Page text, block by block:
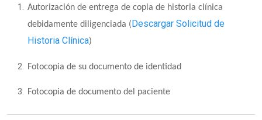
Autorización de entrega de copia de historia clínica
debidamente diligenciada (Descargar Solicitud de
Historia Clínica)
Fotocopia de su documento de identidad
Fotocopia de documento del paciente